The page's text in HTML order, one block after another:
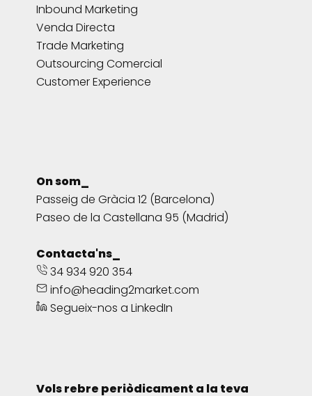
Inbound Marketing
Venda Directa
Trade Marketing
Outsourcing Comercial
Customer Experience
On som_
Passeig de Gràcia 12 (Barcelona)
Paseo de la Castellana 95 (Madrid)
Contacta'ns_
34 934 920 354
info@heading2market.com
Segueix-nos a LinkedIn
Vols rebre periòdicament a la teva